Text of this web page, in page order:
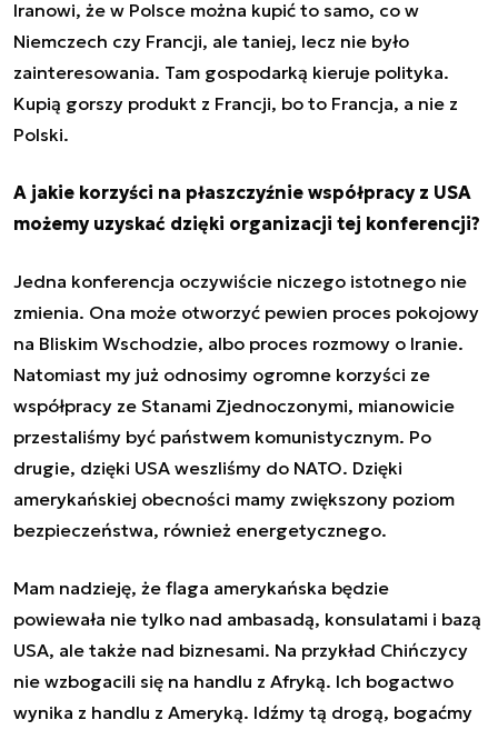
Iranowi, że w Polsce można kupić to samo, co w
Niemczech czy Francji, ale taniej, lecz nie było
zainteresowania. Tam gospodarką kieruje polityka.
Kupią gorszy produkt z Francji, bo to Francja, a nie z
Polski.
A jakie korzyści na płaszczyźnie współpracy z USA
możemy uzyskać dzięki organizacji tej konferencji?
Jedna konferencja oczywiście niczego istotnego nie
zmienia. Ona może otworzyć pewien proces pokojowy
na Bliskim Wschodzie, albo proces rozmowy o Iranie.
Natomiast my już odnosimy ogromne korzyści ze
współpracy ze Stanami Zjednoczonymi, mianowicie
przestaliśmy być państwem komunistycznym. Po
drugie, dzięki USA weszliśmy do NATO. Dzięki
amerykańskiej obecności mamy zwiększony poziom
bezpieczeństwa, również energetycznego.
Mam nadzieję, że flaga amerykańska będzie
powiewała nie tylko nad ambasadą, konsulatami i bazą
USA, ale także nad biznesami. Na przykład Chińczycy
nie wzbogacili się na handlu z Afryką. Ich bogactwo
wynika z handlu z Ameryką. Idźmy tą drogą, bogaćmy